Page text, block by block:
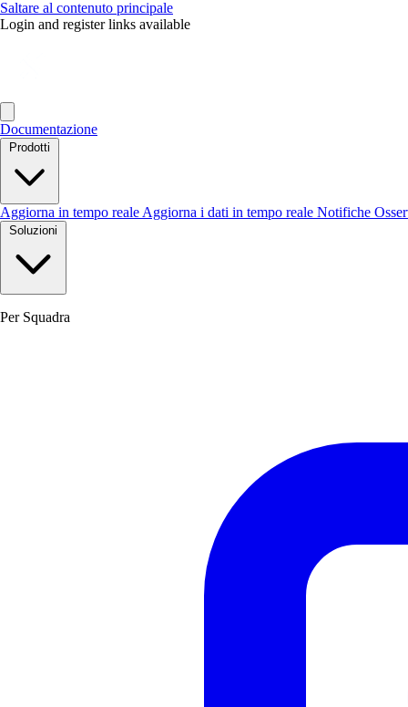
Saltare al contenuto principale
Login and register links available
Documentazione
Prodotti
Aggiorna in tempo reale Aggiorna i dati in tempo reale Notifiche
Soluzioni
Per Squadra